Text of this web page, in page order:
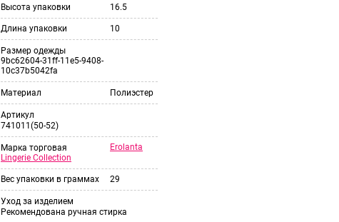
Высота упаковки 16.5
Длина упаковки 10
Размер одежды
9bc62604-31ff-11e5-9408-
10c37b5042fa
Материал Полиэстер
Артикул
741011(50-52)
Марка торговая
Erolanta
Lingerie Collection
Вес упаковки в граммах 29
Уход за изделием
Рекомендована ручная стирка